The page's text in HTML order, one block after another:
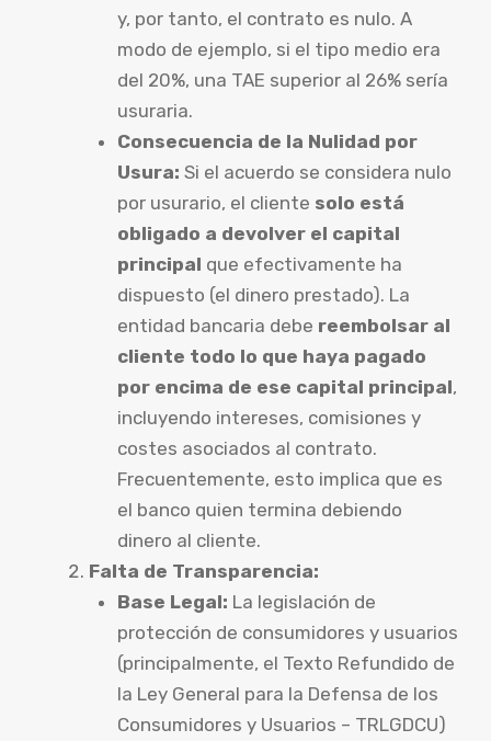
y, por tanto, el contrato es nulo. A
modo de ejemplo, si el tipo medio era
del 20%, una TAE superior al 26% sería
usuraria.
Consecuencia de la Nulidad por
Usura: Si el acuerdo se considera nulo
por usurario, el cliente solo está
obligado a devolver el capital
principal que efectivamente ha
dispuesto (el dinero prestado). La
entidad bancaria debe reembolsar al
cliente todo lo que haya pagado
por encima de ese capital principal,
incluyendo intereses, comisiones y
costes asociados al contrato.
Frecuentemente, esto implica que es
el banco quien termina debiendo
dinero al cliente.
Falta de Transparencia:
Base Legal: La legislación de
protección de consumidores y usuarios
(principalmente, el Texto Refundido de
la Ley General para la Defensa de los
Consumidores y Usuarios – TRLGDCU)